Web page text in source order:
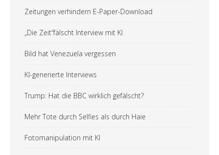
Zeitungen verhindern E-Paper-Download
„Die Zeit“fälscht Interview mit KI
Bild hat Venezuela vergessen
KI-generierte Interviews
Trump: Hat die BBC wirklich gefälscht?
Mehr Tote durch Selfies als durch Haie
Fotomanipulation mit KI